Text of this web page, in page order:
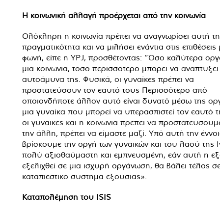
Η κοινωνική αλλαγή προέρχεται από την κοινωνία
Ολόκληρη η κοινωνία πρέπει να αναγνωρίσει αυτή
πραγματικότητα και να μιλήσει ενάντια στις επιθέσεις
φωνή, είπε η YPJ, προσθέτοντας: “Όσο καλύτερα
μια κοινωνία, τόσο περισσότερο μπορεί να αναπτύξει
αυτοάμυνα της. Φυσικά, οι γυναίκες πρέπει να
προστατεύσουν τον εαυτό τους Περισσότερο από
οποιονδήποτε άλλον αυτό είναι δυνατό μέσω της
μια γυναίκα που μπορεί να υπερασπιστεί τον εαυτό
οι γυναίκες και η κοινωνία πρέπει να
την άλλη, πρέπει να είμαστε μαζί. Υπό αυτή την
βρίσκουμε την οργή των γυναικών και του λαού της
πολύ αξιοθαύμαστη και εμπνευσμένη, εάν αυτή η
εξελιχθεί σε μια ισχυρή οργάνωση, θα βάλει τέλος
καταπιεστικό σύστημα εξουσίας».
Καταπολέμηση του ISIS